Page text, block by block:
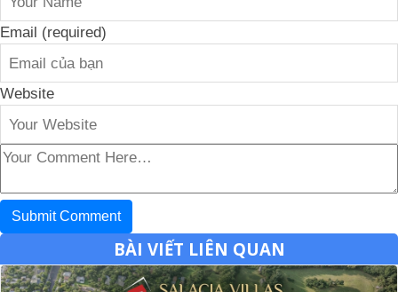
Email (required)
Website
BÀI VIẾT LIÊN QUAN